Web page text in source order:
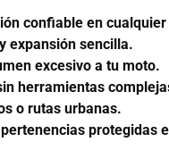
confiable en
expansión sencilla.
excesivo a tu moto.
herramientas
o rutas urbanas.
protegidas